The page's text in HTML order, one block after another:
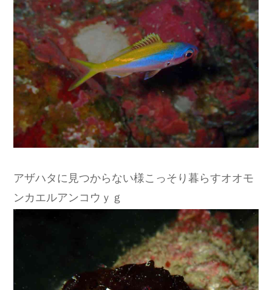
アザハタに見つからない様こっそり暮らすオオモ
ンカエルアンコウｙｇ